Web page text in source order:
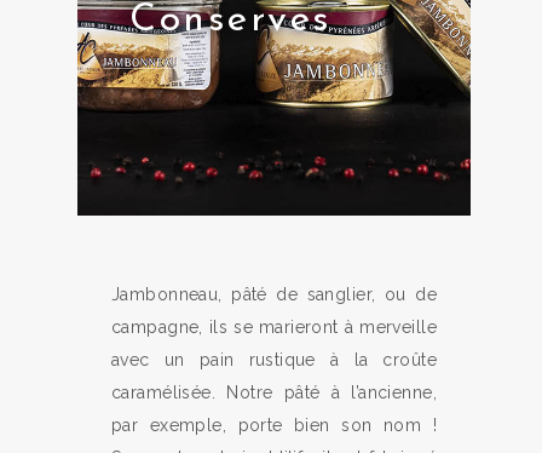
Conserves
Jambonneau, pâté de sanglier, ou de
campagne, ils se marieront à merveille
avec un pain rustique à la croûte
caramélisée.
Notre pâté à l’ancienne,
par exemple, porte bien son nom !